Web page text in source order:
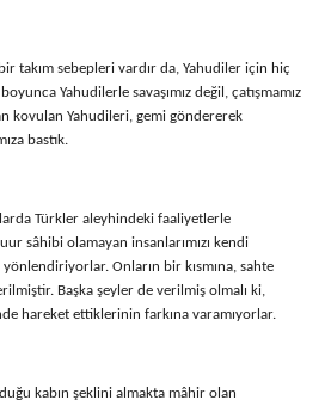
takım sebepleri vardır da, Yahudiler için hiç
Yahudilerle savaşımız değil, çatışmamız
kovulan Yahudileri, gemi göndererek
bastık.
Türkler aleyhindeki faaliyetlerle
sâhibi olamayan insanlarımızı kendi
Onların bir kısmına, sahte
Başka şeyler de verilmiş olmalı ki,
hareket ettiklerinin farkına varamıyorlar.
kabın şeklini almakta mâhir olan